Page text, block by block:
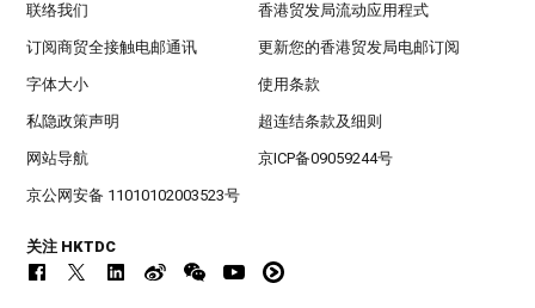
联络我们 香港贸发局流动应用程式
订阅商贸全接触电邮通讯 更新您的香港贸发局电邮订阅
字体大小 使用条款
私隐政策声明 超连结条款及细则
网站导航 京ICP备09059244号
京公网安备 11010102003523号
关注 HKTDC